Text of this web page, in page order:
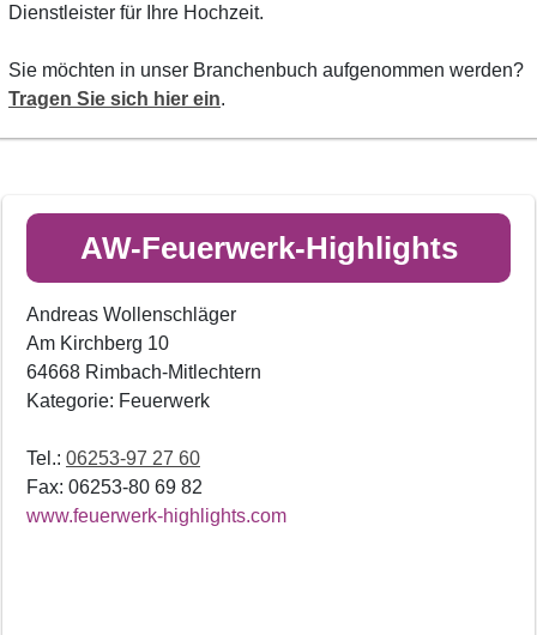
Dienstleister für Ihre Hochzeit.
Sie möchten in unser Branchenbuch aufgenommen werden?
Tragen Sie sich hier ein.
AW-Feuerwerk-Highlights
Andreas Wollenschläger
Am Kirchberg 10
64668 Rimbach-Mitlechtern
Kategorie: Feuerwerk
Tel.: 06253-97 27 60
Fax: 06253-80 69 82
www.feuerwerk-highlights.com